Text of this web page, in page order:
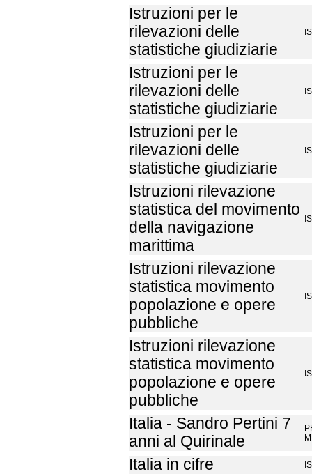
Istruzioni per le
rilevazioni delle
statistiche giudiziarie
Istruzioni per le
rilevazioni delle
statistiche giudiziarie
Istruzioni per le
rilevazioni delle
statistiche giudiziarie
Istruzioni rilevazione
statistica del movimento
della navigazione
marittima
Istruzioni rilevazione
statistica movimento
popolazione e opere
pubbliche
Istruzioni rilevazione
statistica movimento
popolazione e opere
pubbliche
Italia - Sandro Pertini 7
anni al Quirinale
Italia in cifre